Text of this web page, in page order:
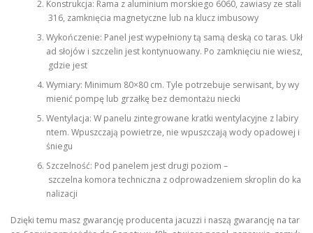
Konstrukcja: Rama z aluminium morskiego 6060, zawiasy ze stali
316, zamknięcia magnetyczne lub na klucz imbusowy
Wykończenie: Panel jest wypełniony tą samą deską co taras. Ukł
ad słojów i szczelin jest kontynuowany. Po zamknięciu nie wiesz,
gdzie jest
Wymiary: Minimum 80×80 cm. Tyle potrzebuje serwisant, by wy
mienić pompę lub grzałkę bez demontażu niecki
Wentylacja: W panelu zintegrowane kratki wentylacyjne z labiry
ntem. Wpuszczają powietrze, nie wpuszczają wody opadowej i
śniegu
Szczelność: Pod panelem jest drugi poziom –
szczelna komora techniczna z odprowadzeniem skroplin do ka
nalizacji
Dzięki temu masz gwarancję producenta jacuzzi i naszą gwarancję na tar